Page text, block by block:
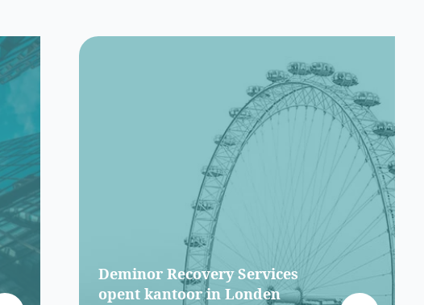
Deminor Recovery Services
opent kantoor in Londen